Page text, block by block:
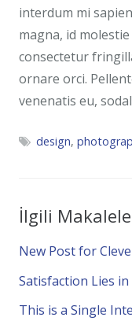
interdum mi
magna, id
consectetur
ornare orci.
venenatis eu,
design,
İlgili
New Post for
Satisfaction Lies
This is a Single